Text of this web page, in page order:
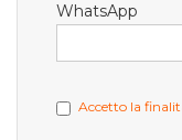
WhatsApp
Accetto la